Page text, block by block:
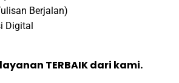
Berjalan)
Digital
TERBAIK dari kami.